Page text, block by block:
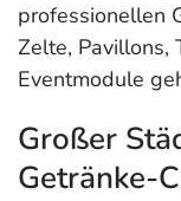
professionellen
Zelte, Pavillons,
Eventmodule
Großer
Getränke-